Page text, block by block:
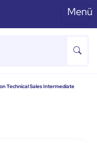
Menü
Technical Sales Intermediate